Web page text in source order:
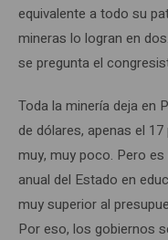
equivalente a todo su
mineras lo logran en
se pregunta el
Toda la minería deja en
de dólares, apenas el
muy, muy poco. Pero
anual del Estado en
muy superior al
Por eso, los gobiernos